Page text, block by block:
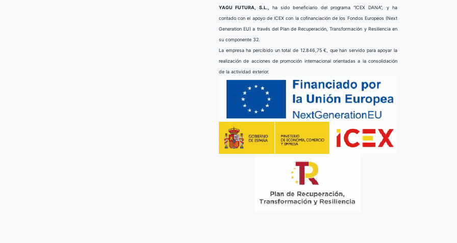
YAGU FUTURA, S.L.,
ha sido beneficiario del programa “ICEX DANA”, y ha
contado con el apoyo de ICEX con la cofinanciación de los Fondos Europeos (Next
Generation EU) a través del Plan de Recuperación, Transformación y Resiliencia en
su componente 32.
La empresa ha percibido un total de 12.846,75 €, que han servido para apoyar la
realización de acciones de promoción internacional orientadas a la consolidación
de la actividad exterior.